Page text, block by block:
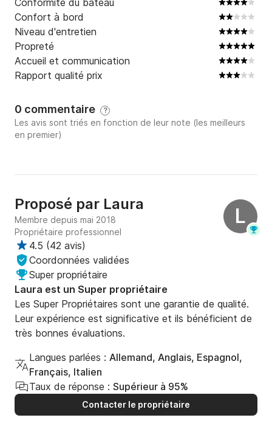
Conformité du bateau
Confort à bord
Niveau d'entretien
Propreté
Accueil et communication
Rapport qualité prix
0 commentaire ?
Les avis sont triés en fonction de leur note (les meilleurs
en premier)
L
Proposé par Laura
Membre depuis mai 2018
Propriétaire professionnel
4.5 (42 avis)
Coordonnées validées
Super propriétaire
Laura est un Super propriétaire
Les Super Propriétaires sont une garantie de qualité.
Leur expérience est significative et ils bénéficient de
très bonnes évaluations.
Langues parlées : Allemand, Anglais, Espagnol,
Français, Italien
Taux de réponse : Supérieur à 95%
Contacter le propriétaire